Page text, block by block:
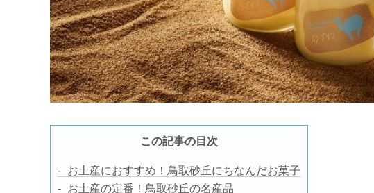
この記事の目次
お土産におすすめ！鳥取砂丘にちなんだお菓子
お土産の定番！鳥取砂丘の名産品